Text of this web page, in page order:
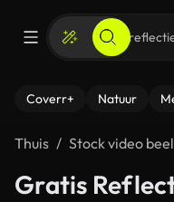
Coverr+ Natuur
Thuis Stock video
Gratis